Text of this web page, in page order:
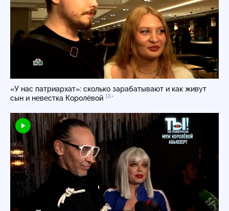
«У нас патриархат»: сколько зарабатывают и как живут
сын и невестка Королёвой 16+